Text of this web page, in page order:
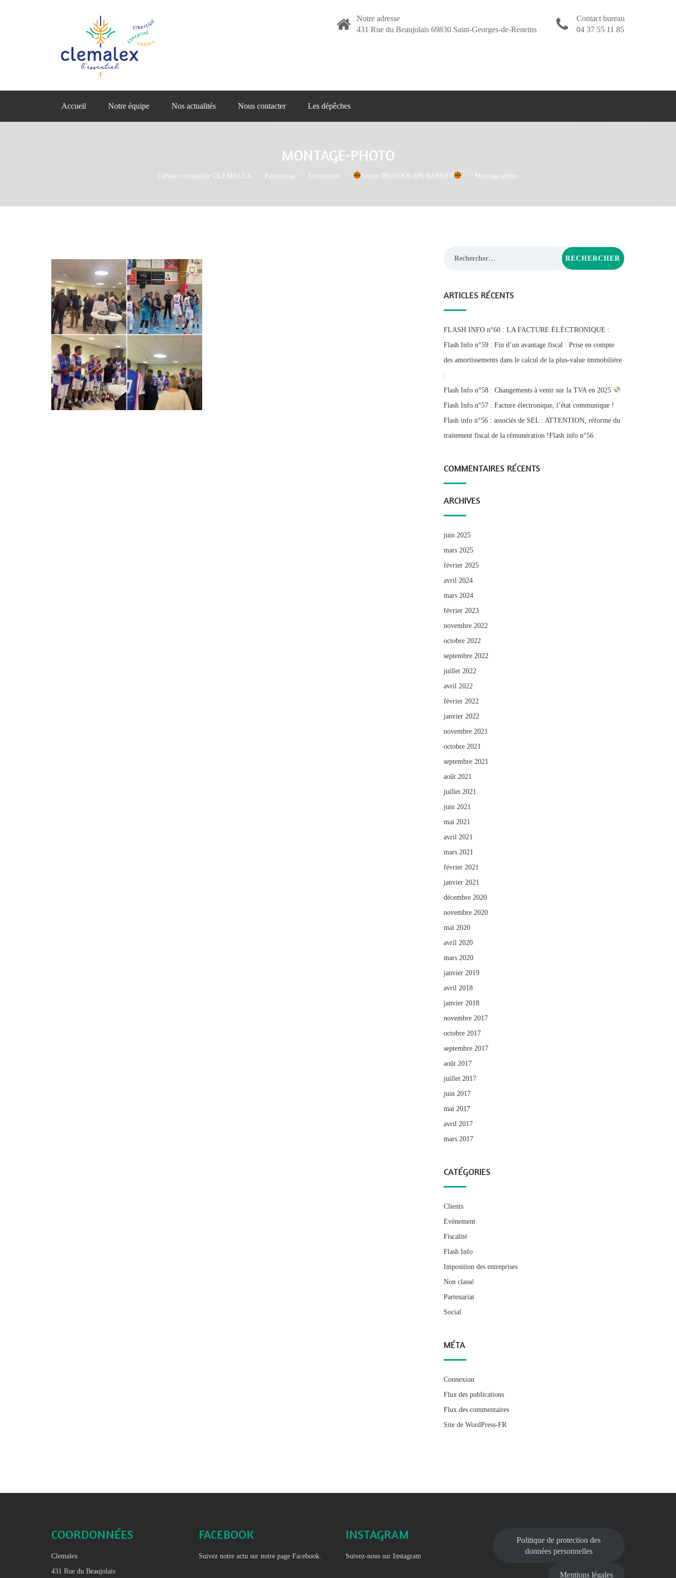
Notre adresse
431 Rue du Beaujolais 69830 Saint-Georges-de-Reneins
Contact bureau
04 37 55 11 85
Accueil Notre équipe Nos actualités Nous contacter Les dépêches
MONTAGE-PHOTO
Cabinet comptable CLEMALEX > Partenariat > Evènement > Soirée BEAUJOLAIS BASKET > Montage-photo
ARTICLES RÉCENTS
FLASH INFO n°60 : LA FACTURE ÉLÉCTRONIQUE :
Flash Info n°59 : Fin d’un avantage fiscal : Prise en compte
des amortissements dans le calcul de la plus-value immobilière
:
Flash Info n°58 : Changements à venir sur la TVA en 2025
Flash Info n°57 : Facture électronique, l’état communique !
Flash info n°56 : associés de SEL : ATTENTION, réforme du
traitement fiscal de la rémunération !Flash info n°56 :
COMMENTAIRES RÉCENTS
ARCHIVES
juin 2025
mars 2025
février 2025
avril 2024
mars 2024
février 2023
novembre 2022
octobre 2022
septembre 2022
juillet 2022
avril 2022
février 2022
janvier 2022
novembre 2021
octobre 2021
septembre 2021
août 2021
juillet 2021
juin 2021
mai 2021
avril 2021
mars 2021
février 2021
janvier 2021
décembre 2020
novembre 2020
mai 2020
avril 2020
mars 2020
janvier 2019
avril 2018
janvier 2018
novembre 2017
octobre 2017
septembre 2017
août 2017
juillet 2017
juin 2017
mai 2017
avril 2017
mars 2017
CATÉGORIES
Clients
Evènement
Fiscalité
Flash Info
Imposition des entreprises
Non classé
Partenariat
Social
MÉTA
Connexion
Flux des publications
Flux des commentaires
Site de WordPress-FR
COORDONNÉES
Clemalex
431 Rue du Beaujolais
FACEBOOK
Suivez notre actu sur notre page Facebook.
INSTAGRAM
Suivez-nous sur Instagram
Politique de protection des
données personnelles
Mentions légales